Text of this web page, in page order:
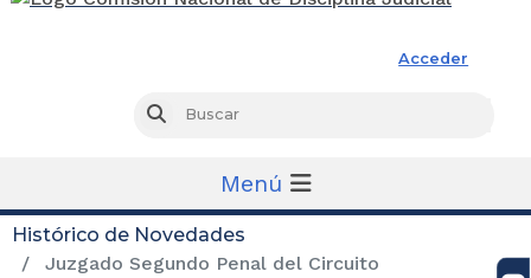
Acceder
Buscar
Menú
Histórico de Novedades
Juzgado Segundo Penal del Circuito